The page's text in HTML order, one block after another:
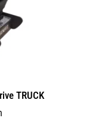
TRUCK